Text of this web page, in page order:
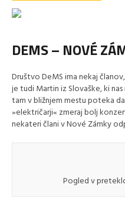
DEMS – NOVÉ
Društvo DeMS ima nekaj
je tudi Martin iz Slovaške, ki
tam v bližnjem mestu poteka
»električarji« zmeraj bolj
nekateri člani v Nové Zámky
Pogled v